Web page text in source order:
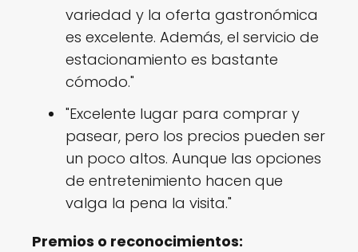
variedad y la oferta gastronómica
es excelente. Además, el servicio de
estacionamiento es bastante
cómodo."
"Excelente lugar para comprar y
pasear, pero los precios pueden ser
un poco altos. Aunque las opciones
de entretenimiento hacen que
valga la pena la visita."
Premios o reconocimientos: